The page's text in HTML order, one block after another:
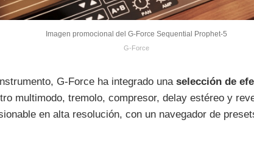
Imagen promocional del G‑Force Sequential Prophet‑5
G‑Force
G‑Force ha integrado una selección de
multimodo, tremolo, compresor, delay estéreo y
en alta resolución, con un navegador de